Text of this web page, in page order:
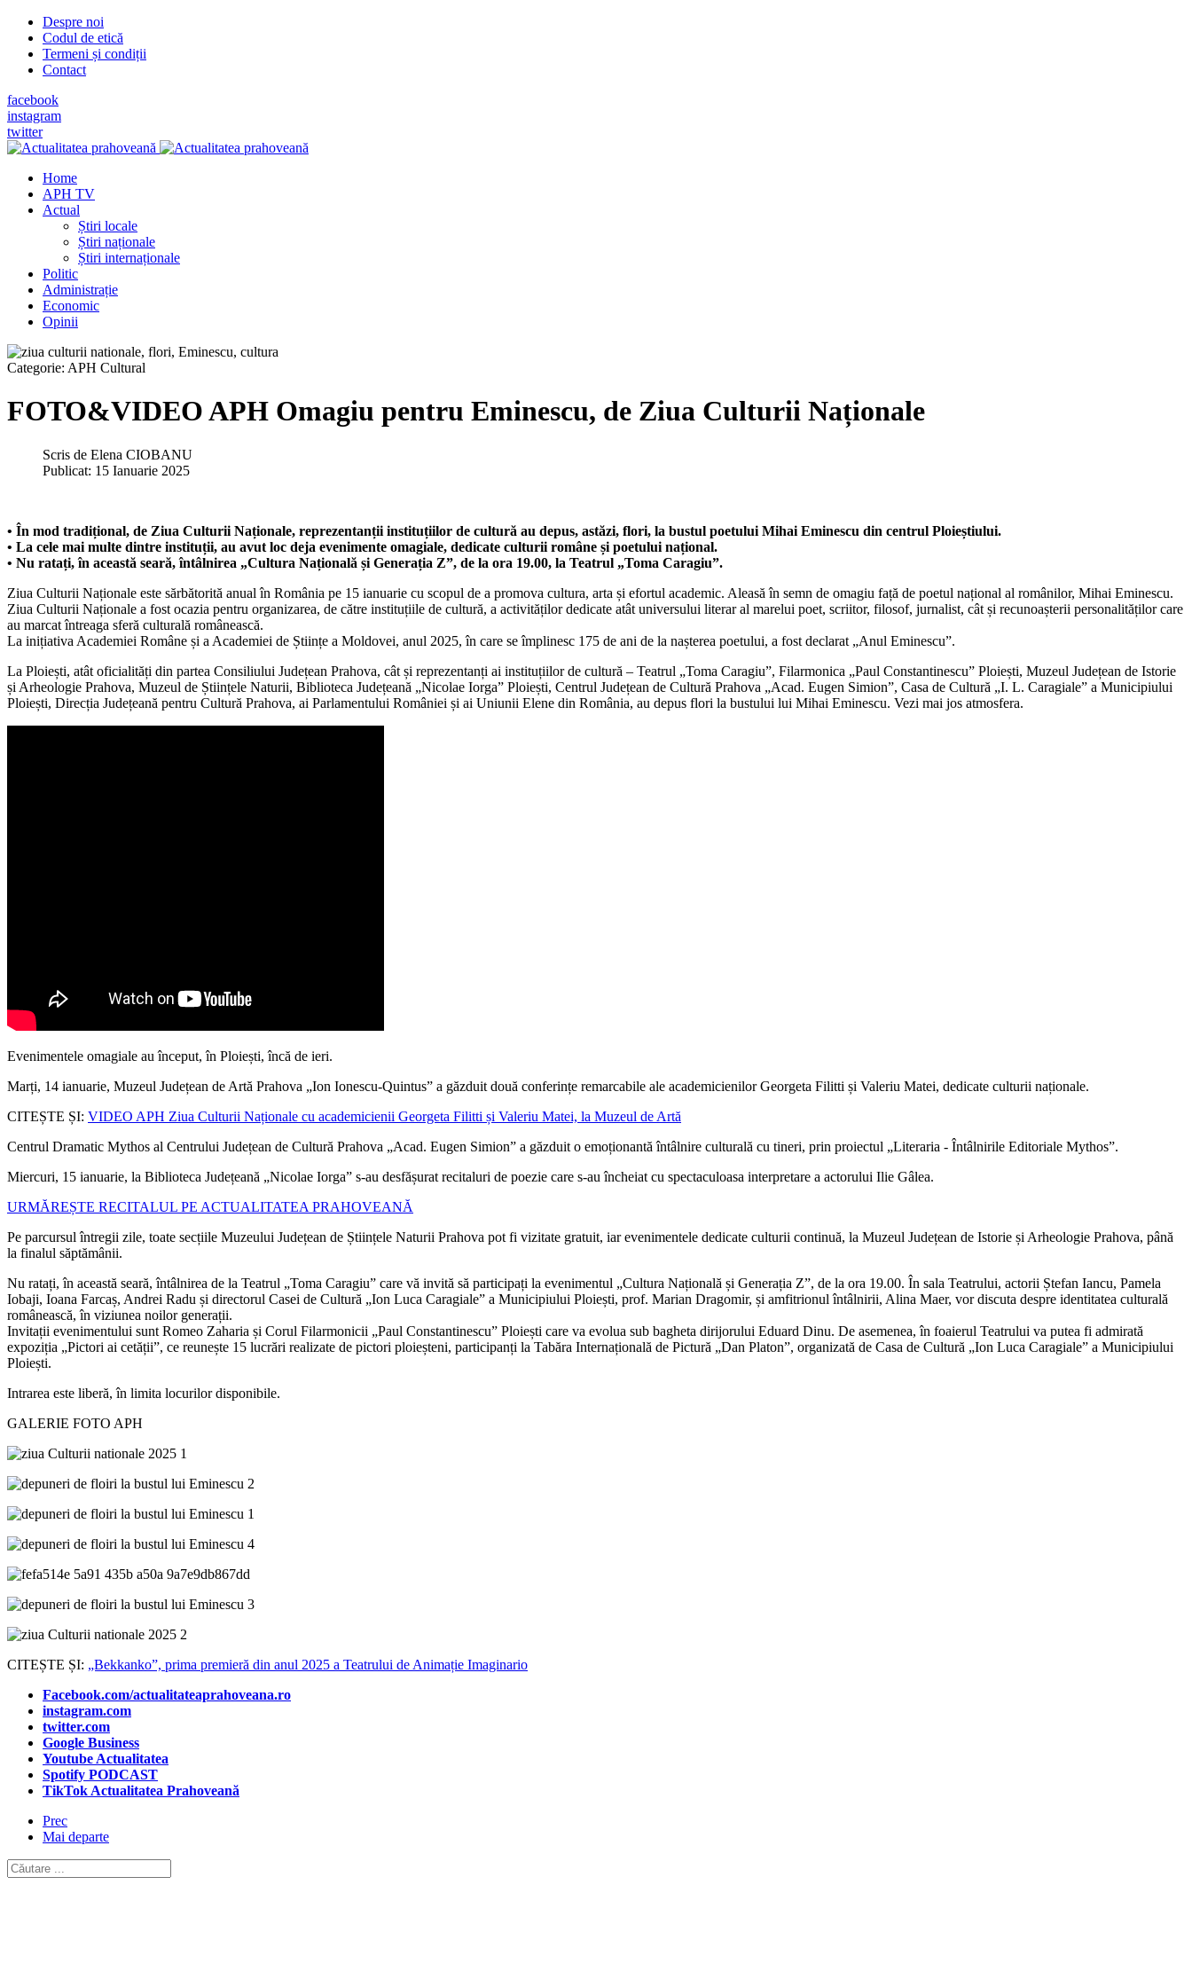
Despre noi
Codul de etică
Termeni și condiții
Contact
facebook
instagram
twitter
Home
APH TV
Actual
Știri locale
Știri naționale
Știri internaționale
Politic
Administrație
Economic
Opinii
Categorie: APH Cultural
FOTO&VIDEO APH Omagiu pentru Eminescu, de Ziua Culturii Naționale
Scris de Elena CIOBANU
Publicat: 15 Ianuarie 2025
• În mod tradițional, de Ziua Culturii Naționale, reprezentanții instituțiilor de cultură au depus, astăzi, flori, la bustul poetului Mihai Eminescu din centrul Ploieștiului.
• La cele mai multe dintre instituții, au avut loc deja evenimente omagiale, dedicate culturii române și poetului național.
• Nu ratați, în această seară, întâlnirea „Cultura Națională și Generația Z”, de la ora 19.00, la Teatrul „Toma Caragiu”.
Ziua Culturii Naționale este sărbătorită anual în România pe 15 ianuarie cu scopul de a promova cultura, arta și efortul academic. Aleasă în semn de omagiu față de poetul național al românilor, Mihai Eminescu.
Ziua Culturii Naționale a fost ocazia pentru organizarea, de către instituțiile de cultură, a activităților dedicate atât universului literar al marelui poet, scriitor, filosof, jurnalist, cât și recunoașterii personalităților care
au marcat întreaga sferă culturală românească.
La inițiativa Academiei Române și a Academiei de Științe a Moldovei, anul 2025, în care se împlinesc 175 de ani de la nașterea poetului, a fost declarat „Anul Eminescu”.
La Ploiești, atât oficialități din partea Consiliului Județean Prahova, cât și reprezentanți ai instituțiilor de cultură – Teatrul „Toma Caragiu”, Filarmonica „Paul Constantinescu” Ploiești, Muzeul Județean de Istorie
și Arheologie Prahova, Muzeul de Științele Naturii, Biblioteca Județeană „Nicolae Iorga” Ploiești, Centrul Județean de Cultură Prahova „Acad. Eugen Simion”, Casa de Cultură „I. L. Caragiale” a Municipiului
Ploiești, Direcția Județeană pentru Cultură Prahova, ai Parlamentului României și ai Uniunii Elene din România, au depus flori la bustului lui Mihai Eminescu. Vezi mai jos atmosfera.
Evenimentele omagiale au început, în Ploiești, încă de ieri.
Marți, 14 ianuarie, Muzeul Județean de Artă Prahova „Ion Ionescu-Quintus” a găzduit două conferințe remarcabile ale academicienilor Georgeta Filitti și Valeriu Matei, dedicate culturii naționale.
CITEȘTE ȘI: VIDEO APH Ziua Culturii Naționale cu academicienii Georgeta Filitti și Valeriu Matei, la Muzeul de Artă
Centrul Dramatic Mythos al Centrului Județean de Cultură Prahova „Acad. Eugen Simion” a găzduit o emoționantă întâlnire culturală cu tineri, prin proiectul „Literaria - Întâlnirile Editoriale Mythos”.
Miercuri, 15 ianuarie, la Biblioteca Județeană „Nicolae Iorga” s-au desfășurat recitaluri de poezie care s-au încheiat cu spectaculoasa interpretare a actorului Ilie Gâlea.
URMĂREȘTE RECITALUL PE ACTUALITATEA PRAHOVEANĂ
Pe parcursul întregii zile, toate secțiile Muzeului Județean de Științele Naturii Prahova pot fi vizitate gratuit, iar evenimentele dedicate culturii continuă, la Muzeul Județean de Istorie și Arheologie Prahova, până
la finalul săptămânii.
Nu ratați, în această seară, întâlnirea de la Teatrul „Toma Caragiu” care vă invită să participați la evenimentul „Cultura Națională și Generația Z”, de la ora 19.00. În sala Teatrului, actorii Ștefan Iancu, Pamela
Iobaji, Ioana Farcaș, Andrei Radu și directorul Casei de Cultură „Ion Luca Caragiale” a Municipiului Ploiești, prof. Marian Dragomir, și amfitrionul întâlnirii, Alina Maer, vor discuta despre identitatea culturală
românească, în viziunea noilor generații.
Invitații evenimentului sunt Romeo Zaharia și Corul Filarmonicii „Paul Constantinescu” Ploiești care va evolua sub bagheta dirijorului Eduard Dinu. De asemenea, în foaierul Teatrului va putea fi admirată
expoziția „Pictori ai cetății”, ce reunește 15 lucrări realizate de pictori ploieșteni, participanți la Tabăra Internațională de Pictură „Dan Platon”, organizată de Casa de Cultură „Ion Luca Caragiale” a Municipiului
Ploiești.
Intrarea este liberă, în limita locurilor disponibile.
GALERIE FOTO APH
CITEȘTE ȘI: „Bekkanko”, prima premieră din anul 2025 a Teatrului de Animație Imaginario
Facebook.com/actualitateaprahoveana.ro
instagram.com
twitter.com
Google Business
Youtube Actualitatea
Spotify PODCAST
TikTok Actualitatea Prahoveană
Prec
Mai departe